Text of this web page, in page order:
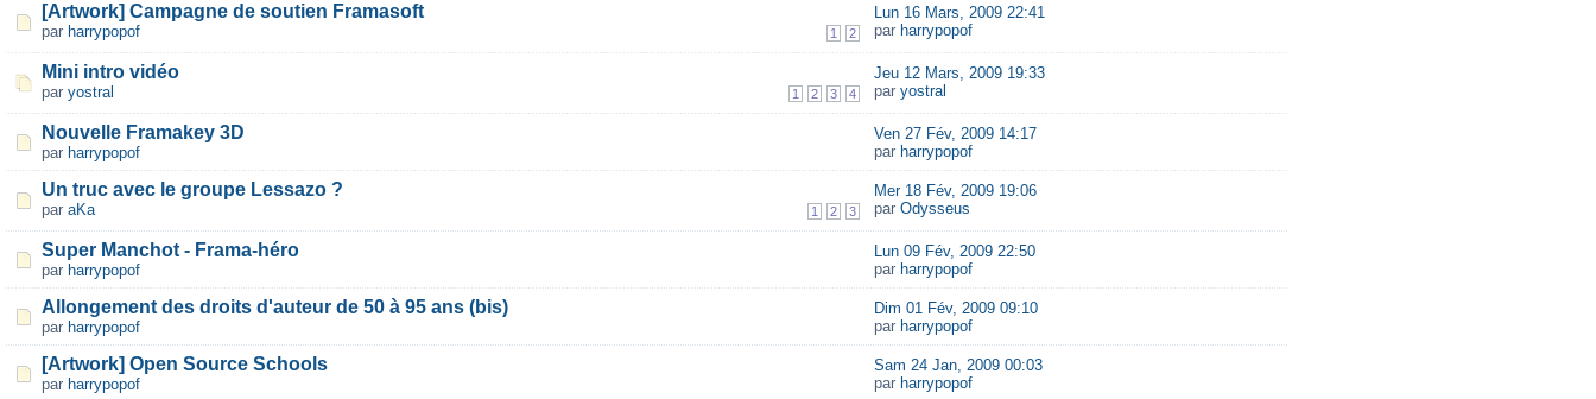
[Artwork] Campagne de soutien Framasoft
1 2
par harrypopof
Lun 16 Mars, 2009 22:41
par harrypopof
Mini intro vidéo
1 2 3 4
par yostral
Jeu 12 Mars, 2009 19:33
par yostral
Nouvelle Framakey 3D
par harrypopof
Ven 27 Fév, 2009 14:17
par harrypopof
Un truc avec le groupe Lessazo ?
1 2 3
par aKa
Mer 18 Fév, 2009 19:06
par Odysseus
Super Manchot - Frama-héro
par harrypopof
Lun 09 Fév, 2009 22:50
par harrypopof
Allongement des droits d'auteur de 50 à 95 ans (bis)
par harrypopof
Dim 01 Fév, 2009 09:10
par harrypopof
[Artwork] Open Source Schools
par harrypopof
Sam 24 Jan, 2009 00:03
par harrypopof